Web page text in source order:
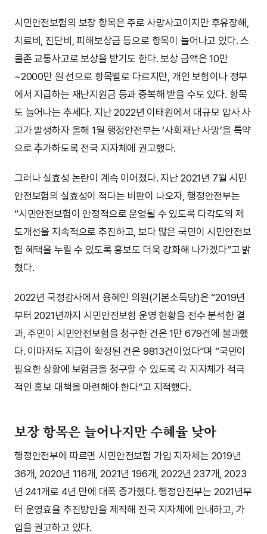
시민안전보험의 보장 항목은 주로 사망사고이지만 후유장해,
치료비, 진단비, 피해보상금 등으로 항목이 늘어나고 있다. 스
쿨존 교통사고로 보상을 받기도 한다. 보상 금액은 10만
~2000만 원 선으로 항목별로 다르지만, 개인 보험이나 정부
에서 지급하는 재난지원금 등과 중복해 받을 수도 있다. 항목
도 늘어나는 추세다. 지난 2022년 이태원에서 대규모 압사 사
고가 발생하자 올해 1월 행정안전부는 ‘사회재난 사망’을 특약
으로 추가하도록 전국 지자체에 권고했다.
그러나 실효성 논란이 계속 이어졌다. 지난 2021년 7월 시민
안전보험의 실효성이 적다는 비판이 나오자, 행정안전부는
“시민안전보험이 안정적으로 운영될 수 있도록 다각도의 제
도개선을 지속적으로 추진하고, 보다 많은 국민이 시민안전보
험 혜택을 누릴 수 있도록 홍보도 더욱 강화해 나가겠다”고 밝
혔다.
2022년 국정감사에서 용혜인 의원(기본소득당)은 “2019년
부터 2021년까지 시민안전보험 운영 현황을 전수 분석한 결
과, 주민이 시민안전보험을 청구한 건은 1만 679건에 불과했
다. 이마저도 지급이 확정된 건은 9813건이었다”며 “국민이
필요한 상황에 보험금을 청구할 수 있도록 각 지자체가 적극
적인 홍보 대책을 마련해야 한다”고 지적했다.
보장 항목은 늘어나지만 수혜율 낮아
행정안전부에 따르면 시민안전보험 가입 지자체는 2019년
36개, 2020년 116개, 2021년 196개, 2022년 237개, 2023
년 241개로 4년 만에 대폭 증가했다. 행정안전부는 2021년부
터 운영효율 추진방안을 제작해 전국 지자체에 안내하고, 가
입을 권고하고 있다.